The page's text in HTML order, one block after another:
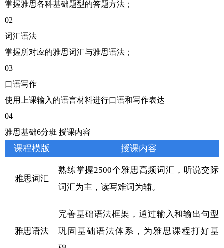
掌握雅思各科基础题型的答题方法；
02
词汇语法
掌握所对应的雅思词汇与雅思语法；
03
口语写作
使用上课输入的语言材料进行口语和写作表达
04
雅思基础6分班 授课内容
课程模版 授课内容
雅思词汇
熟练掌握2500个雅思高频词汇，听说交际
词汇为主，读写难词为辅。
雅思语法
完善基础语法框架，通过输入和输出句型
巩固基础语法体系，为雅思课程打好基